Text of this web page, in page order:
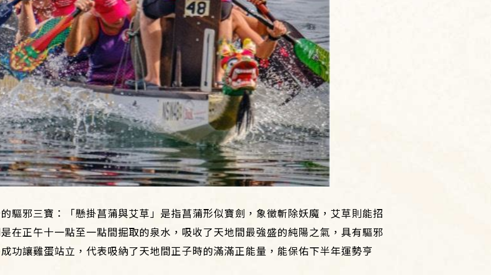
驅邪三寶：「懸掛菖蒲與艾草」是指菖蒲形似寶劍，象徵斬除妖魔，艾草則能招
在正午十一點至一點間掘取的泉水，吸收了天地間最強盛的純陽之氣，具有驅邪
功讓雞蛋站立，代表吸納了天地間正子時的滿滿正能量，能保佑下半年運勢亨